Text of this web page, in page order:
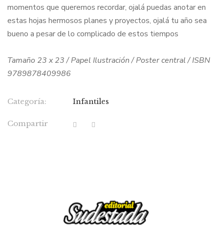
momentos que queremos recordar, ojalá puedas anotar en
estas hojas hermosos planes y proyectos, ojalá tu año sea
bueno a pesar de lo complicado de estos tiempos
Tamaño 23 x 23 / Papel Ilustración / Poster central / ISBN
9789878409986
Categoría: Infantiles
Compartir